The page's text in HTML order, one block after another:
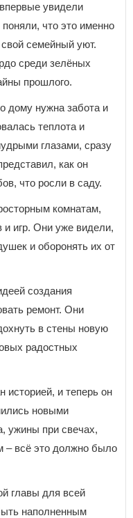
увидели
что это именно
свой семейный уют.
среди зелёных
прошлого.
дому нужна забота и
теплота и
глазами, сразу
как он
что росли в саду.
комнатам,
и игр. Они уже видели,
и оборонять их от
создания
ремонт. Они
в стены новую
радостных
историей, и теперь он
новыми
ужины при свечах,
– всё это должно было
главы для всей
наполненным